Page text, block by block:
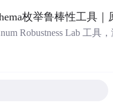
解决方案，推动科技创新
Robustness Lab 工具
、运行说明、功
权声明。运行时零第三方